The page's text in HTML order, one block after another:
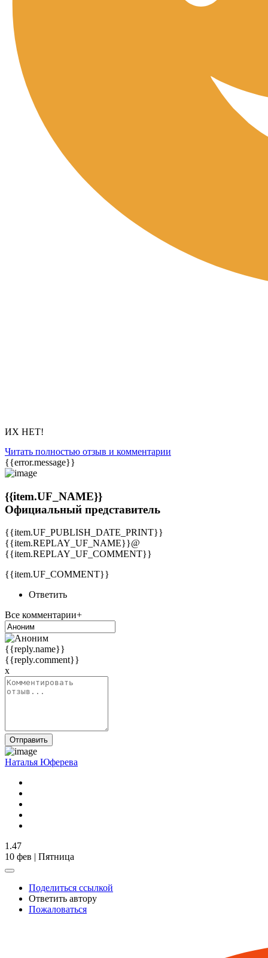
ИХ НЕТ!
Читать полностью отзыв и комментарии
{{error.message}}
{{item.UF_NAME}}
Официальный представитель
{{item.UF_PUBLISH_DATE_PRINT}}
{{item.REPLAY_UF_NAME}}@
{{item.REPLAY_UF_COMMENT}}
{{item.UF_COMMENT}}
Ответить
Все комментарии+
{{reply.name}}
{{reply.comment}}
x
Отправить
Наталья Юферева
1.47
10 фев | Пятница
Поделиться ссылкой
Ответить автору
Пожаловаться